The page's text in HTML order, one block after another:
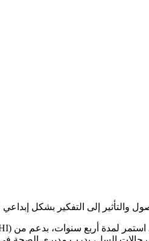
والتأثير إلى التفكير بشكل